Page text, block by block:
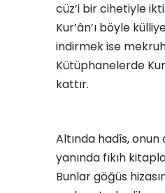
cüz’i bir cihetiyle
Kur’ân’ı böyle
indirmek ise mekruh
Kütüphanelerde
kattır.
Altında hadîs, onun
yanında fıkıh
Bunlar göğüs